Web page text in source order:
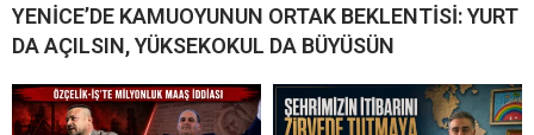
YENİCE’DE KAMUOYUNUN ORTAK BEKLENTİSİ: YURT
DA AÇILSIN, YÜKSEKOKUL DA BÜYÜSÜN